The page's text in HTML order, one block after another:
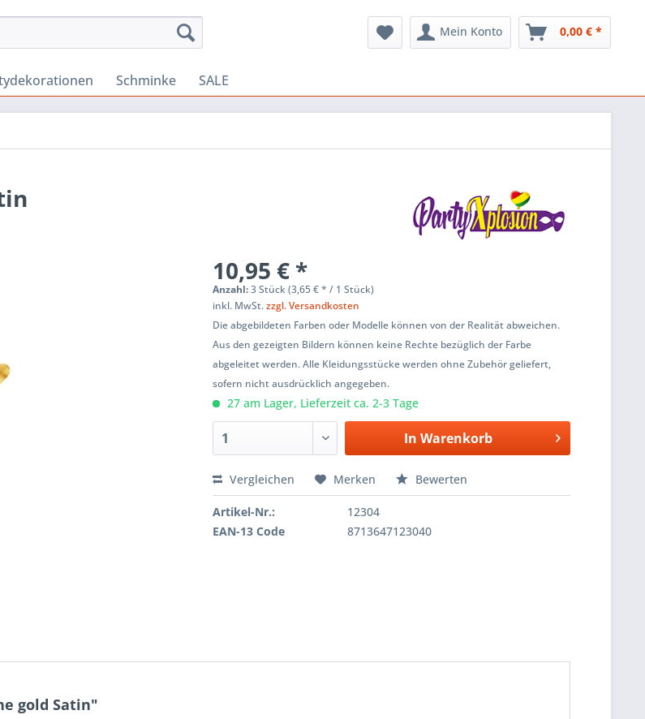
Mein Konto 0,00 € *
Schminke SALE
10,95 € *
Anzahl:3 Stück (3,65 € * / 1 Stück)
inkl. MwSt.zzgl. Versandkosten
Die abgebildeten Farben oder Modelle können von der Realität abweichen.
Aus den gezeigten Bildern können keine Rechte bezüglich der Farbe
abgeleitet werden. Alle Kleidungsstücke werden ohne Zubehör geliefert,
sofern nicht ausdrücklich angegeben.
27 am Lager, Lieferzeit ca. 2-3 Tage
In Warenkorb
Vergleichen Merken Bewerten
Artikel-Nr.:
12304
EAN-13 Code
8713647123040
gold Satin"